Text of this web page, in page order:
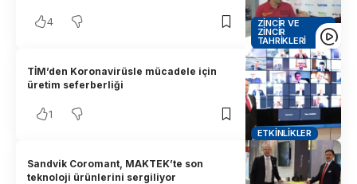
ZINCIR VE
ZINCIR
TAHRIKLERI
4
ETKINLIKLER
TİM’den Koronavirüsle mücadele için
üretim seferberliği
1
Sandvik Coromant, MAKTEK’te son
teknoloji ürünlerini sergiliyor